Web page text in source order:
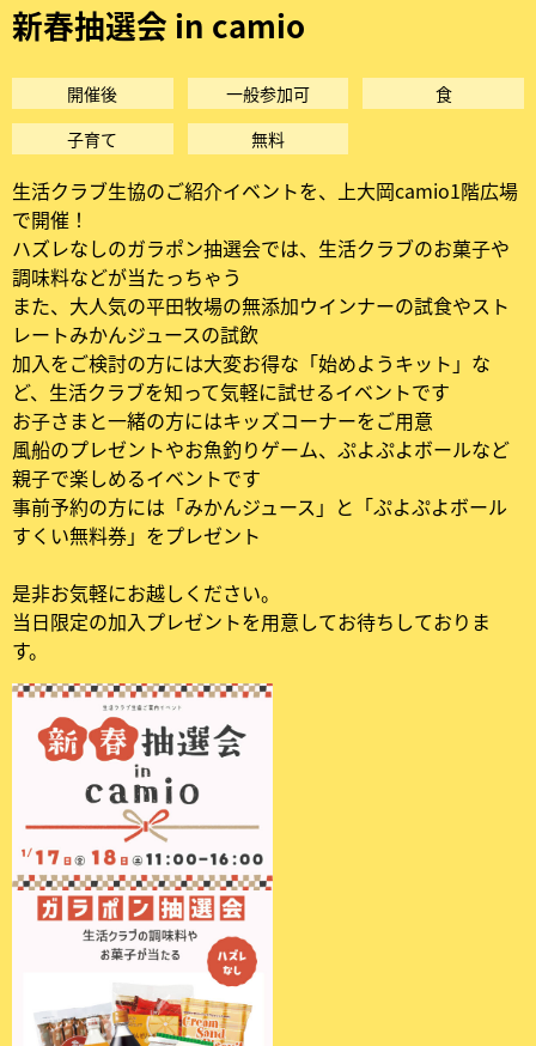
春
抽
選
会
in
camio
新春抽選会 in camio
開催後 一般参加可
食
子育て
無料
生活クラブ生協のご紹介イベントを、上大岡camio1階広場
で開催！
ハズレなしのガラポン抽選会では、生活クラブのお菓子や
調味料などが当たっちゃう
また、大人気の平田牧場の無添加ウインナーの試食やスト
レートみかんジュースの試飲
加入をご検討の方には大変お得な「始めようキット」な
ど、生活クラブを知って気軽に試せるイベントです
お子さまと一緒の方にはキッズコーナーをご用意
風船のプレゼントやお魚釣りゲーム、ぷよぷよボールなど
親子で楽しめるイベントです
事前予約の方には「みかんジュース」と「ぷよぷよボール
すくい無料券」をプレゼント
是非お気軽にお越しください。
当日限定の加入プレゼントを用意してお待ちしておりま
す。